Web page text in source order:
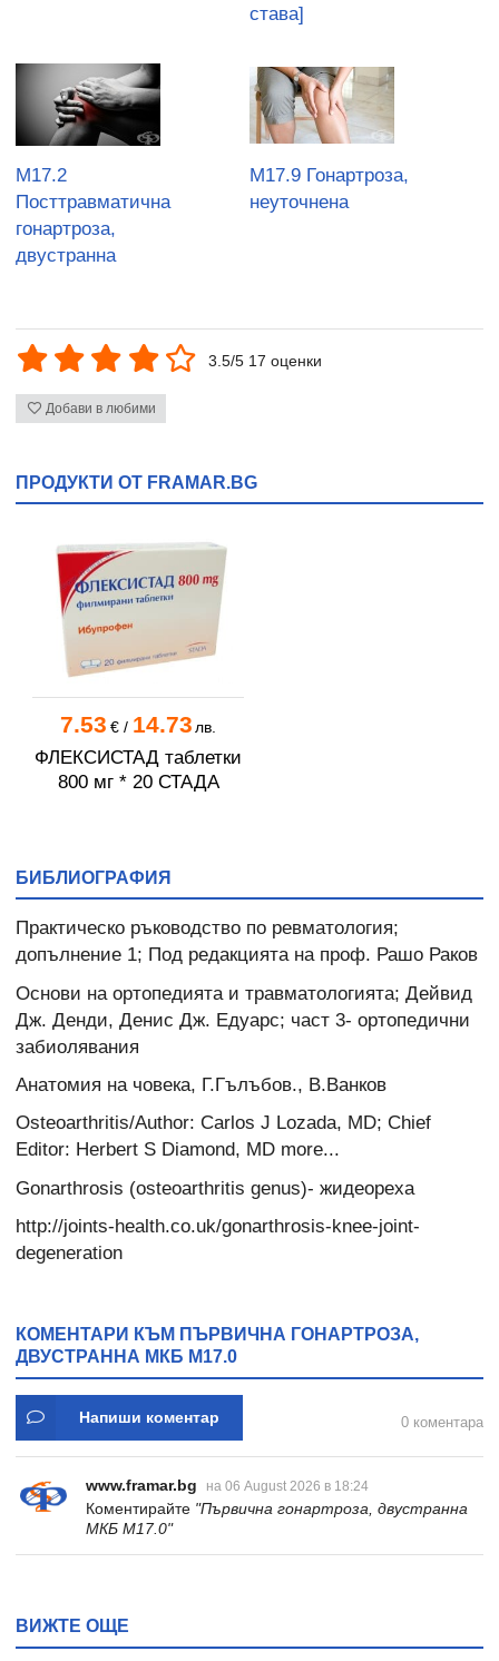
става]
M17.2
Посттравматична
гонартроза,
двустранна
M17.9 Гонартроза,
неуточнена
3.5/5 17 оценки
Добави в любими
ПРОДУКТИ ОТ FRAMAR.BG
7.53 €/ 14.73 лв.
ФЛЕКСИСТАД таблетки
800 мг * 20 СТАДА
БИБЛИОГРАФИЯ
Практическо ръководство по ревматология;
допълнение 1; Под редакцията на проф. Рашо Раков
Основи на ортопедията и травматологията; Дейвид
Дж. Денди, Денис Дж. Едуарс; част 3- ортопедични
забиолявания
Анатомия на човека, Г.Гълъбов., В.Ванков
Osteoarthritis/Author: Carlos J Lozada, MD; Chief
Editor: Herbert S Diamond, MD more...
Gonarthrosis (osteoarthritis genus)- жидеореха
http://joints-health.co.uk/gonarthrosis-knee-joint-
degeneration
КОМЕНТАРИ КЪМ ПЪРВИЧНА ГОНАРТРОЗА,
ДВУСТРАННА МКБ M17.0
Напиши коментар 0 коментара
www.framar.bg на 06 August 2026 в 18:24
Коментирайте "Първична гонартроза, двустранна
МКБ M17.0"
ВИЖТЕ ОЩЕ